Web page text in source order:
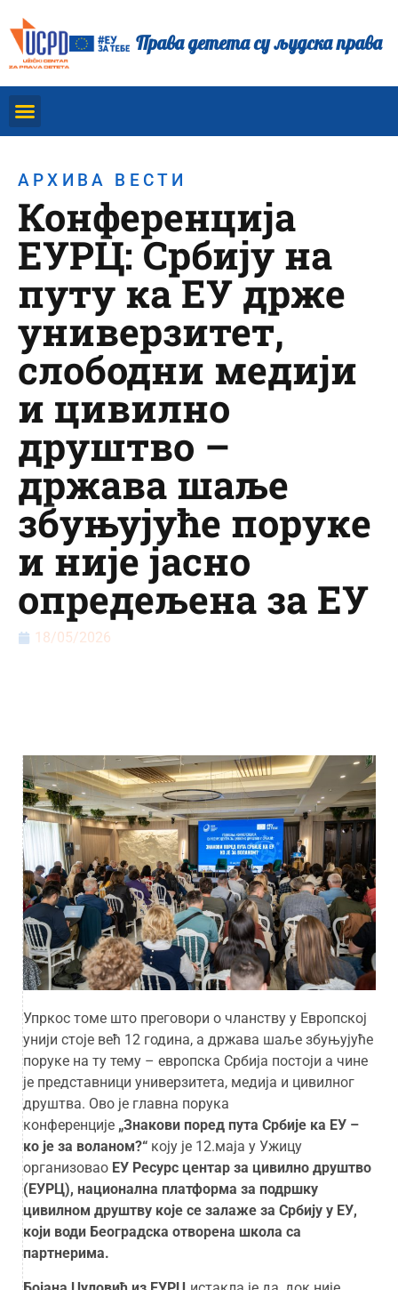
Права детета су људска права
АРХИВА ВЕСТИ
Конференција
ЕУРЦ: Србију на
путу ка ЕУ држе
универзитет,
слободни медији
и цивилно
друштво –
држава шаље
збуњујуће поруке
и није јасно
опредељена за ЕУ
18/05/2026
Упркос томе што преговори о чланству у Европској
унији стоје већ 12 година, а држава шаље збуњујуће
поруке на ту тему – европска Србија постоји а чине
је представници универзитета, медија и цивилног
друштва. Ово је главна порука
конференције „Знакови поред пута Србије ка ЕУ –
ко је за воланом?“ коју је 12.маја у Ужицу
организовао ЕУ Ресурс центар за цивилно друштво
(ЕУРЦ), национална платформа за подршку
цивилном друштву које се залаже за Србију у ЕУ,
који води Београдска отворена школа са
партнерима.